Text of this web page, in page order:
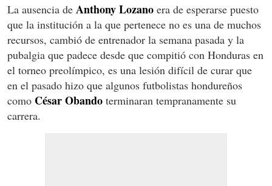
La ausencia de Anthony Lozano era de esperarse puesto
que la institución a la que pertenece no es una de muchos
recursos, cambió de entrenador la semana pasada y la
pubalgia que padece desde que compitió con Honduras en
el torneo preolímpico, es una lesión difícil de curar que
en el pasado hizo que algunos futbolistas hondureños
como César Obando terminaran tempranamente su
carrera.